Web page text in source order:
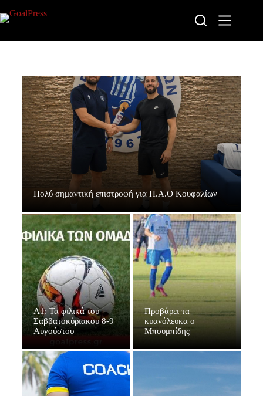
Πολύ σημαντική επιστροφή για Π.Α.Ο Κουφαλίων
Α1: Τα φιλικά του
Σαββατοκύριακου 8-9
Αυγούστου
Προβάρει τα
κυανόλευκα ο
Μπουμπίδης